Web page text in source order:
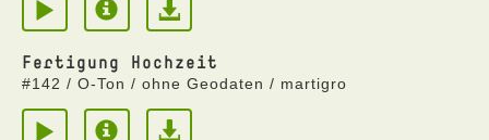
Fertigung Hochzeit
#142 / O-Ton / ohne Geodaten / martigro